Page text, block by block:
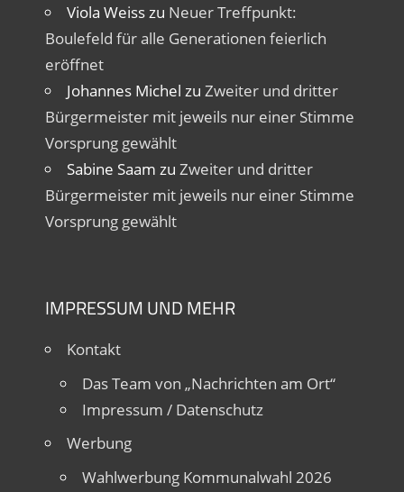
Viola Weisszu Neuer Treffpunkt:
Boulefeld für alle Generationen feierlich
eröffnet
Johannes Michel zu Zweiter und dritter
Bürgermeister mit jeweils nur einer Stimme
Vorsprung gewählt
Sabine Saam zu Zweiter und dritter
Bürgermeister mit jeweils nur einer Stimme
Vorsprung gewählt
IMPRESSUM UND MEHR
Kontakt
Das Team von „Nachrichten am Ort“
Impressum / Datenschutz
Werbung
Wahlwerbung Kommunalwahl 2026